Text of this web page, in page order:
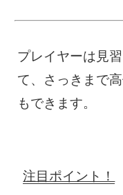
プレイヤーは見
て、さっきまで
もできます。
注目ポイント！